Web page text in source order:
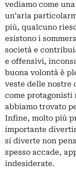
vediamo come una
un’aria
più, qualcuno
esistono i
società e
e offensivi,
buona volontà è
veste delle nostre
come protagonisti
abbiamo trovato
Infine, molto più
importante
si diverte non
spesso accade,
indesiderate.